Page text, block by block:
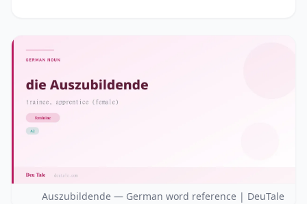
Auszubildende — German word reference | DeuTale